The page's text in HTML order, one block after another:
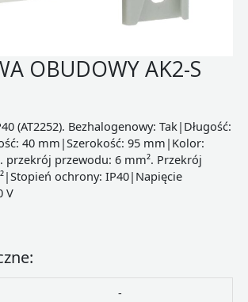
OBUDOWY AK2-S
(AT2252). Bezhalogenowy: Tak|Długość:
40 mm|Szerokość: 95 mm|Kolor:
przekrój przewodu: 6 mm². Przekrój
ochrony: IP40|Napięcie
V
-